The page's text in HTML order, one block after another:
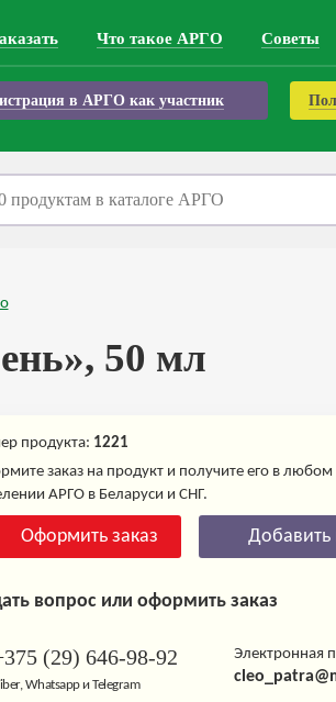
Что такое АРГО Советы
в АРГО как участник
50 мл
продукта: 1221
заказ на продукт и получите его в
АРГО в Беларуси и СНГ.
Оформить заказ Добавить
вопрос или оформить заказ
(29) 646-98-92
Whatsapp и Telegram
Электронная